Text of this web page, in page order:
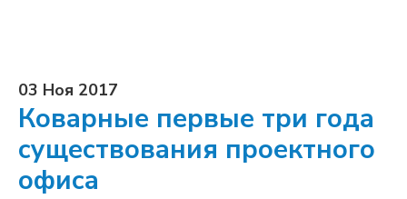
03 Ноя 2017
Коварные первые три года
существования проектного
офиса